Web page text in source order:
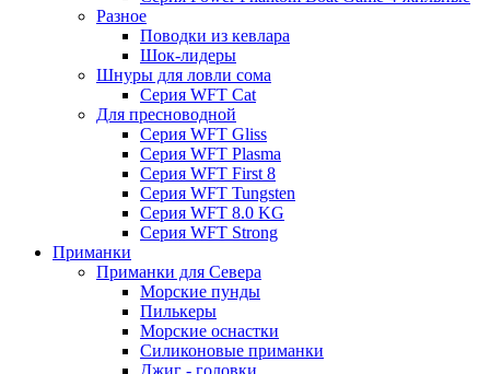
Разное
Поводки из кевлара
Шок-лидеры
Шнуры для ловли сома
Серия WFT Cat
Для пресноводной
Серия WFT Gliss
Серия WFT Plasma
Серия WFT First 8
Серия WFT Tungsten
Серия WFT 8.0 KG
Серия WFT Strong
Приманки
Приманки для Севера
Морские пунды
Пилькеры
Морские оснастки
Силиконовые приманки
Джиг - головки